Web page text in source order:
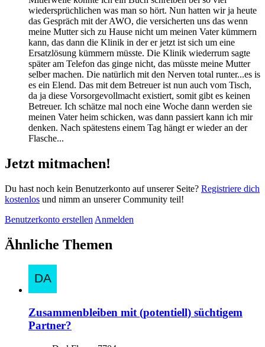
wiedersprüchlichen was man so hört. Nun hatten wir ja heute
das Gespräch mit der AWO, die versicherten uns das wenn
meine Mutter sich zu Hause nicht um meinen Vater kümmern
kann, das dann die Klinik in der er jetzt ist sich um eine
Ersatzlösung kümmern müsste. Die Klinik wiederrum sagte
später am Telefon das ginge nicht, das müsste meine Mutter
selber machen. Die natürlich mit den Nerven total runter...es is
es ein Elend. Das mit dem Betreuer ist nun auch vom Tisch,
da ja diese Vorsorgevollmacht existiert, somit gibt es keinen
Betreuer. Ich schätze mal noch eine Woche dann werden sie
meinen Vater heim schicken, was dann passiert kann ich mir
denken. Nach spätestens einem Tag hängt er wieder an der
Flasche...
Jetzt mitmachen!
Du hast noch kein Benutzerkonto auf unserer Seite? Registriere dich
kostenlos und nimm an unserer Community teil!
Benutzerkonto erstellen Anmelden
Ähnliche Themen
Zusammenbleiben mit (potentiell) süchtigem
Partner?